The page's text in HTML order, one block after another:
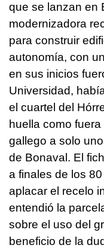
que se lanzan en
modernizadora
para construir
autonomía, con
en sus inicios
Universidad,
el cuartel del
huella como
gallego a solo
de Bonaval. El
a finales de los
aplacar el recelo
entendió la
sobre el uso del
beneficio de la